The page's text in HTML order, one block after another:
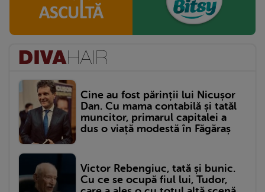
Cine au fost părinții lui Nicușor
Dan. Cu mama contabilă și tatăl
muncitor, primarul capitalei a
dus o viață modestă în Făgăraș
Victor Rebengiuc, tată și bunic.
Cu ce se ocupă fiul lui, Tudor,